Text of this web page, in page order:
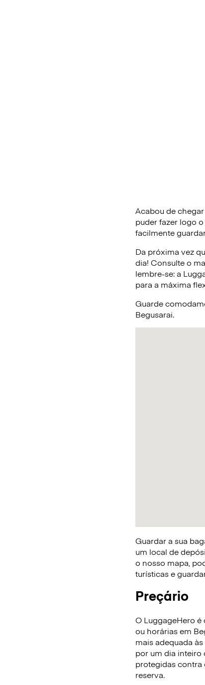
Acabou de
puder fazer logo
facilmente
Da próxima vez
dia! Consulte o
lembre-se: a
para a máxima
Guarde
Begusarai.
Guardar a sua
um local de
o nosso mapa,
turísticas e
Preçário
O LuggageHero é
ou horárias em
mais adequada
por um dia inteiro
protegidas contra
reserva.